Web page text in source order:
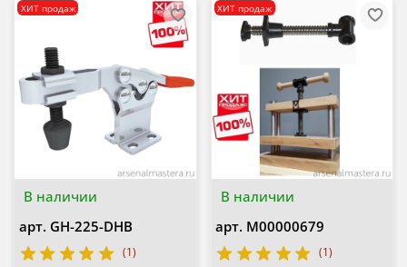
В наличии
ХИТ продаж
арт. GH-225-DHB
(1)
В наличии
ХИТ продаж
арт. М00000679
(1)